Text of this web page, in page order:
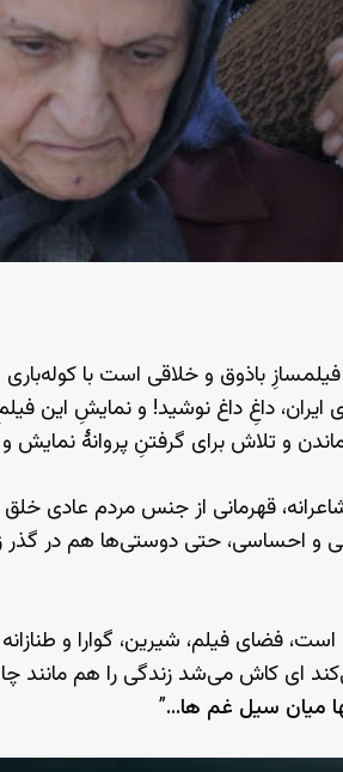
باذوق و خلاقی است با
ایران، داغِ داغ نوشید! و نمایشِ
و تلاش برای گرفتنِ پروانهٔ نمایش و
شاعرانه، قهرمانی از جنس مردم
و احساسی، حتی دوستی‌ها هم
فضای فیلم، شیرین، گوارا و
ای کاش می‌شد زندگی را هم مانند
میان سیل غم ها…”